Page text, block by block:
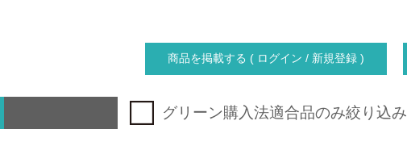
商品を掲載する ( ログイン / 新規登録 )
グリーン購入法適合品のみ絞り込み